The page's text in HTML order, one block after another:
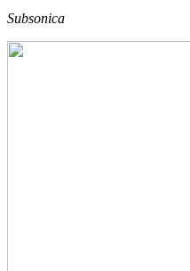
Subsonica